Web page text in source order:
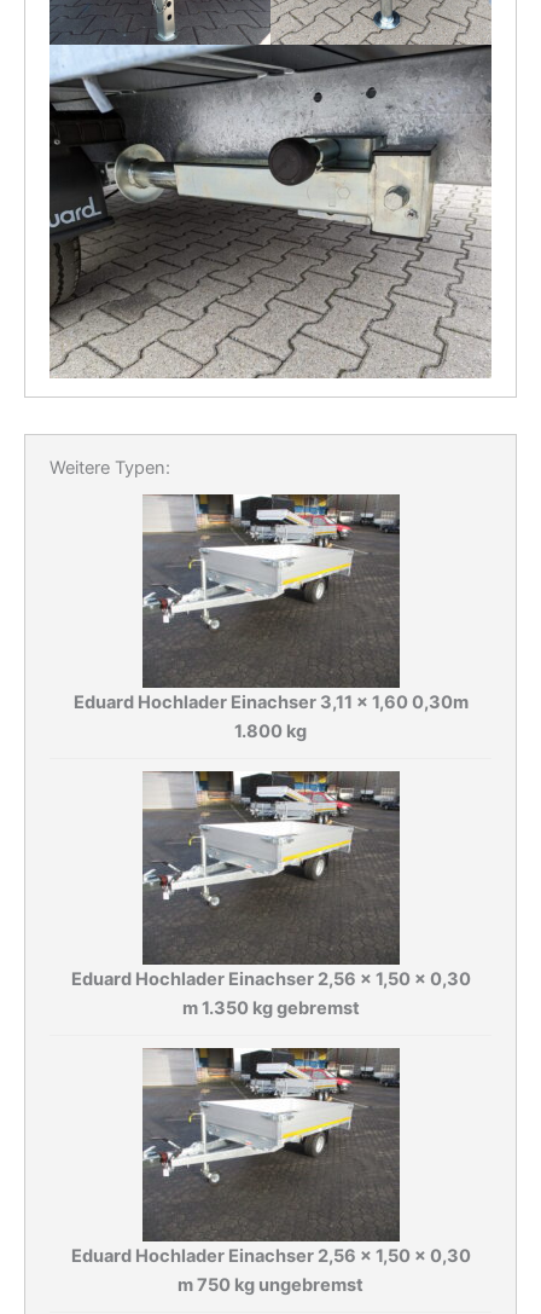
Weitere Typen:
Eduard Hochlader Einachser 3,11 x 1,60 0,30m
1.800 kg
Eduard Hochlader Einachser 2,56 x 1,50 x 0,30
m 1.350 kg gebremst
Eduard Hochlader Einachser 2,56 x 1,50 x 0,30
m 750 kg ungebremst